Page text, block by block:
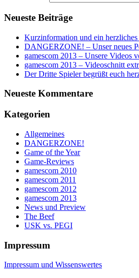
Neueste Beiträge
Kurzinformation und ein herzliches
DANGERZONE! – Unser neues
gamescom 2013 – Unsere Videos
gamescom 2013 – Videoschnitt
Der Dritte Spieler begrüßt euch
Neueste Kommentare
Kategorien
Allgemeines
DANGERZONE!
Game of the Year
Game-Reviews
gamescom 2010
gamescom 2011
gamescom 2012
gamescom 2013
News und Preview
The Beef
USK vs. PEGI
Impressum
Impressum und Wissenswertes